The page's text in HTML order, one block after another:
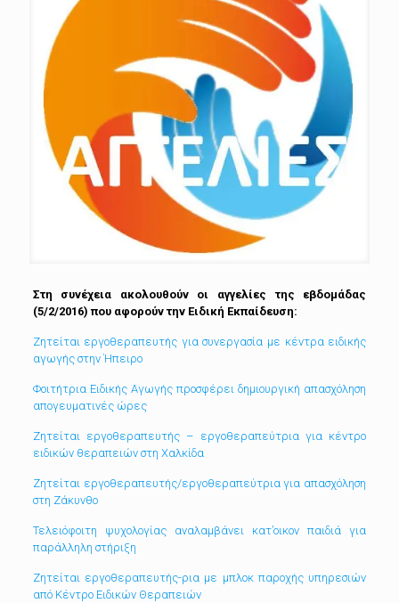
Στη συνέχεια ακολουθούν οι αγγελίες της εβδομάδας
(5/2/2016) που αφορούν την Ειδική Εκπαίδευση:
Ζητείται εργοθεραπευτής για συνεργασία με κέντρα ειδικής
αγωγής στην Ήπειρο
Φοιτήτρια Ειδικής Αγωγής προσφέρει δημιουργική απασχόληση
απογευματινές ώρες
Ζητείται εργοθεραπευτής – εργοθεραπεύτρια για κέντρο
ειδικών θεραπειών στη Χαλκίδα
Ζητείται εργοθεραπευτής/εργοθεραπεύτρια για απασχόληση
στη Ζάκυνθο
Τελειόφοιτη ψυχολογίας αναλαμβάνει κατ’οικον παιδιά για
παράλληλη στήριξη
Ζητείται εργοθεραπευτής-ρια με μπλοκ παροχής υπηρεσιών
από Κέντρο Ειδικών Θεραπειών